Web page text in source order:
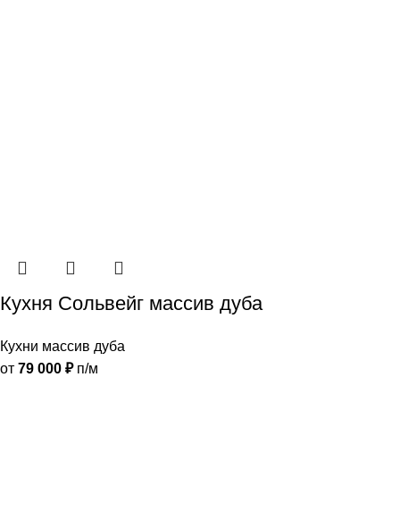
Кухня Сольвейг массив дуба
Кухни массив дуба
от 79 000 ₽п/м